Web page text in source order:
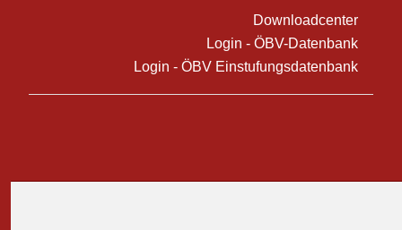
Downloadcenter
Login - ÖBV-Datenbank
Login - ÖBV Einstufungsdatenbank